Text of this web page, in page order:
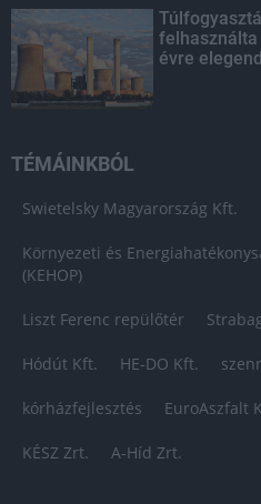
felhasználta
évre
TÉMÁINKBÓL
Swietelsky Magyarország Kft.
Környezeti és
(KEHOP)
Liszt Ferenc repülőtér
Hódút Kft. HE-DO Kft.
kórházfejlesztés EuroAszfalt
KÉSZ Zrt. A-Híd Zrt.